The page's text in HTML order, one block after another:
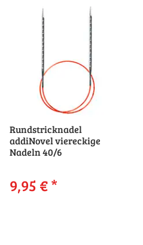
Rundstricknadel
addiNovel viereckige
Nadeln 40/6
9,95 €*